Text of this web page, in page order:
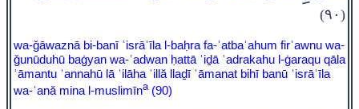
(٩٠)
wa-ǧāwaznā bi-banī ʾisrāʾīla l-baḥra fa-ʾatbaʿahum firʿawnu wa-
ǧunūduhū baġyan wa-ʿadwan ḥattā ʾiḏā ʾadrakahu l-ġaraqu qāla
ʾāmantu ʾannahū lā ʾilāha ʾillă llaḏī ʾāmanat bihī banū ʾisrāʾīla
wa-ʾană mina l-muslimīna(90)